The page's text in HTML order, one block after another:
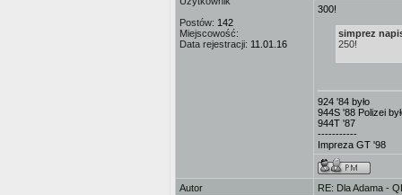
Postów: 142
Miejscowość:
Data rejestracji: 11.01.16
300!
simprez
250!
924 '84 było
944S '88 Polizei
944T '87
-----------
Impreza GT '98
Autor
RE: Dla Adama -